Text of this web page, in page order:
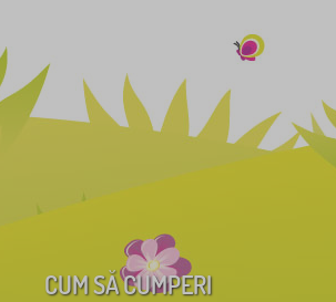
CUM SĂ CUMPERI